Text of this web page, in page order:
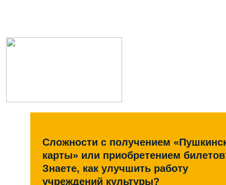
Сложности с получением
карты» или приобретением
Знаете, как улучшить работу
учреждений культуры?